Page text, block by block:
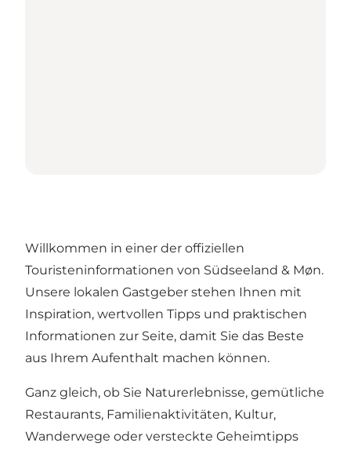
Willkommen in einer der offiziellen
Touristeninformationen von Südseeland & Møn.
Unsere lokalen Gastgeber stehen Ihnen mit
Inspiration, wertvollen Tipps und praktischen
Informationen zur Seite, damit Sie das Beste
aus Ihrem Aufenthalt machen können.
Ganz gleich, ob Sie Naturerlebnisse, gemütliche
Restaurants, Familienaktivitäten, Kultur,
Wanderwege oder versteckte Geheimtipps